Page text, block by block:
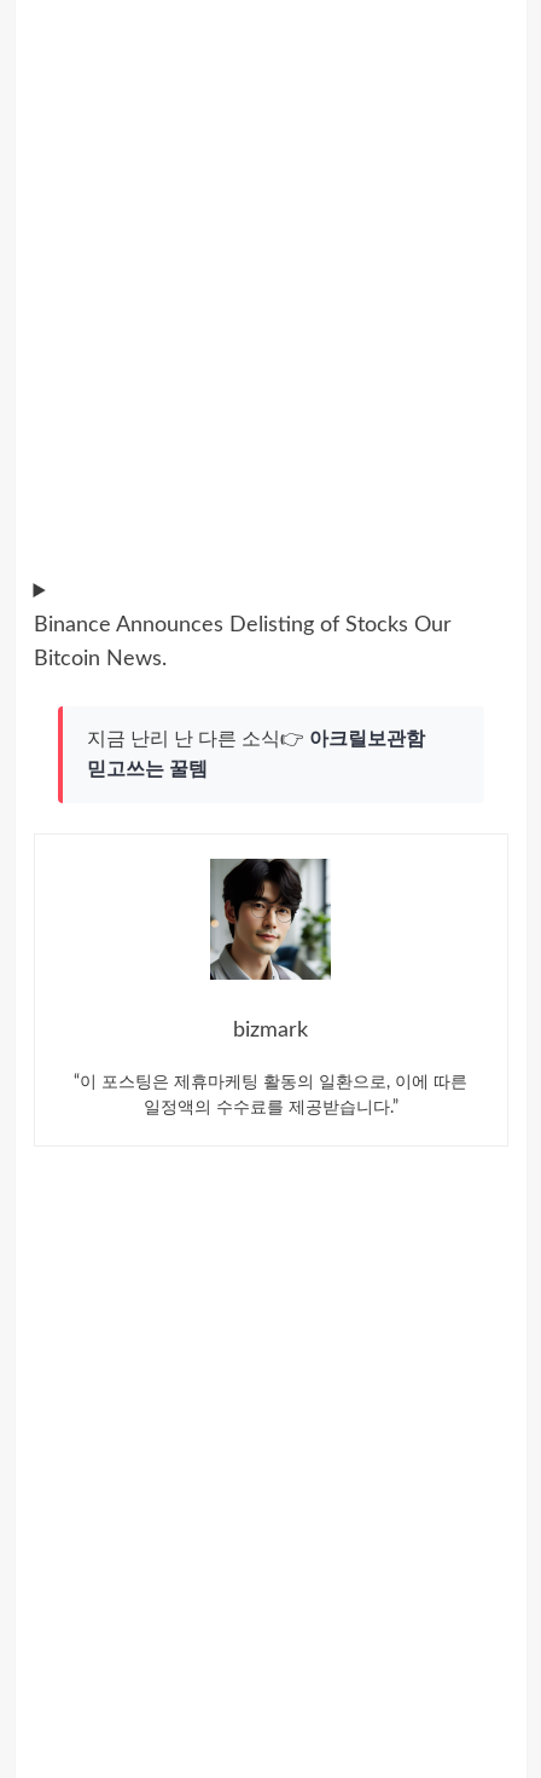
Binance Announces Delisting of Stocks Our
Bitcoin News.
지금 난리 난 다른 소식👉 아크릴보관함
믿고쓰는 꿀템
bizmark
“이 포스팅은 제휴마케팅 활동의 일환으로, 이에 따른
일정액의 수수료를 제공받습니다.”